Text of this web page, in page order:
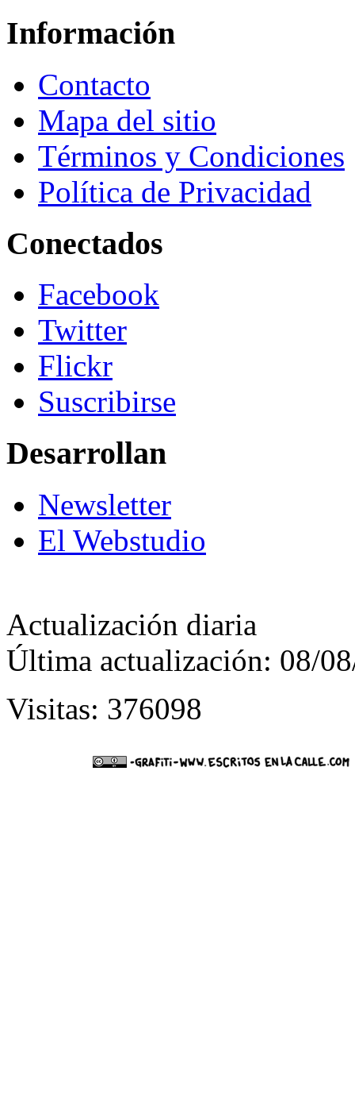
Información
Contacto
Mapa del sitio
Términos y Condiciones
Política de Privacidad
Conectados
Facebook
Twitter
Flickr
Suscribirse
Desarrollan
Newsletter
El Webstudio
Actualización diaria
Última actualización: 08/
Visitas: 376098